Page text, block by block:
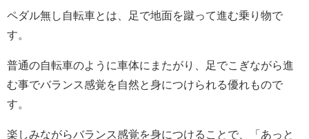
ペダル無し自転車とは、足で地面を蹴って進む乗り物で
す。
普通の自転車のように車体にまたがり、足でこぎながら進
む事でバランス感覚を自然と身につけられる優れもので
す。
楽しみながらバランス感覚を身につけることで、「あっと